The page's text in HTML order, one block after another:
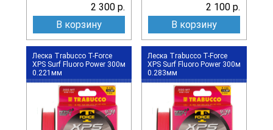
2 300 р.
В корзину
2 100 р.
В корзину
Леска Trabucco T-Force
XPS Surf Fluoro Power 300м
0.221мм
Леска Trabucco T-Force
XPS Surf Fluoro Power 300м
0.283мм